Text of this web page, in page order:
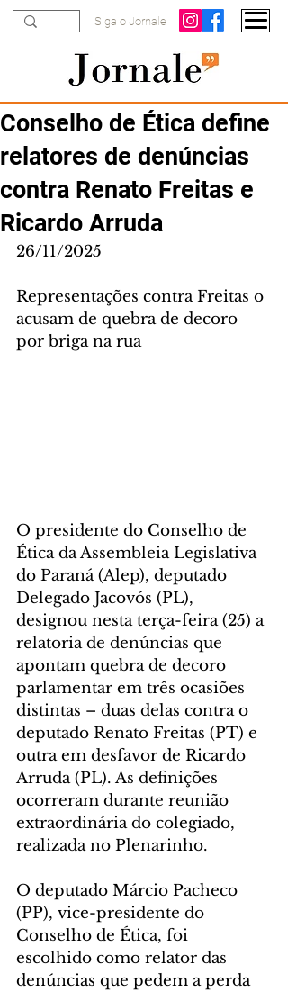
Siga o Jornale
Conselho de Ética define
relatores de denúncias
contra Renato Freitas e
Ricardo Arruda
26/11/2025
Representações contra Freitas o
acusam de quebra de decoro
por briga na rua
O presidente do Conselho de
Ética da Assembleia Legislativa
do Paraná (Alep), deputado
Delegado Jacovós (PL),
designou nesta terça-feira (25) a
relatoria de denúncias que
apontam quebra de decoro
parlamentar em três ocasiões
distintas – duas delas contra o
deputado Renato Freitas (PT) e
outra em desfavor de Ricardo
Arruda (PL). As definições
ocorreram durante reunião
extraordinária do colegiado,
realizada no Plenarinho.
O deputado Márcio Pacheco
(PP), vice-presidente do
Conselho de Ética, foi
escolhido como relator das
denúncias que pedem a perda